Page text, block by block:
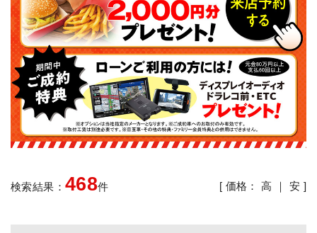
検索結果： 468件 [ 価格：高 ｜ 安 ]